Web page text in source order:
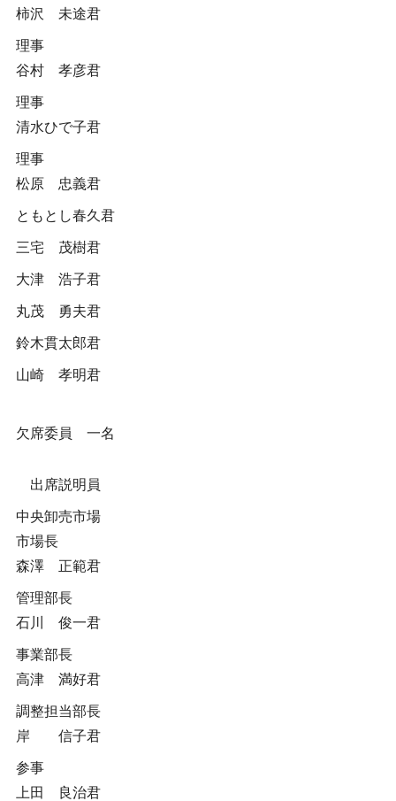
柿沢 未途君
理事
谷村 孝彦君
理事
清水ひで子君
理事
松原 忠義君
ともとし春久君
三宅 茂樹君
大津 浩子君
丸茂 勇夫君
鈴木貫太郎君
山崎 孝明君
欠席委員 一名
出席説明員
中央卸売市場
市場長
森澤 正範君
管理部長
石川 俊一君
事業部長
高津 満好君
調整担当部長
岸 信子君
参事
上田 良治君